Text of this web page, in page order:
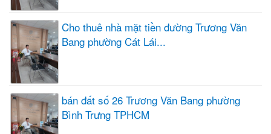
Cho thuê nhà mặt tiền đường Trương Văn
Bang phường Cát Lái...
bán đất số 26 Trương Văn Bang phường
Bình Trưng TPHCM